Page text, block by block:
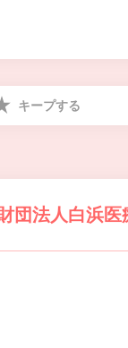
キープする
団法人白浜